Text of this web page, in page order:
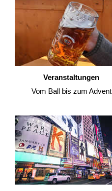
Veranstaltungen
Vom Ball bis zum Advent